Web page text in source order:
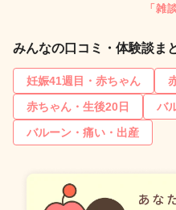
「雑
みんなの口コミ・体験談ま
妊娠41週目・赤ちゃん
赤ちゃん・生後20日
バ
バルーン・痛い・出産